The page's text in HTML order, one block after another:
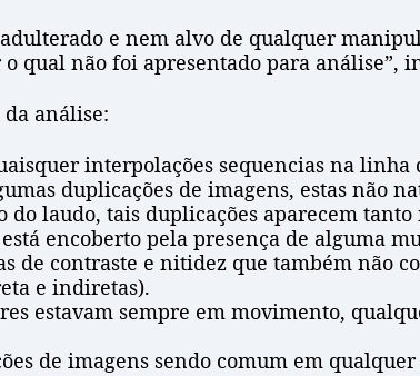
e nem alvo de qualquer
qual não foi apresentado para análise”,
análise:
interpolações sequencias na linha
duplicações de imagens, estas não
do laudo, tais duplicações aparecem
encoberto pela presença de alguma
de contraste e nitidez que também não
e indiretas).
estavam sempre em movimento,
de imagens sendo comum em